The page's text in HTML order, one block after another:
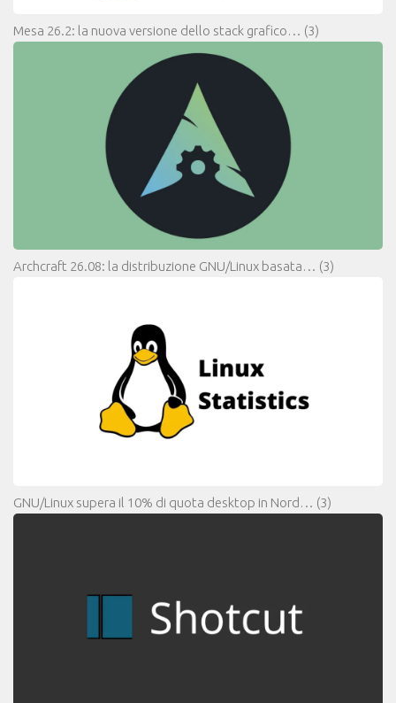
Mesa 26.2: la nuova versione dello stack grafico… (3)
Archcraft 26.08: la distribuzione GNU/Linux basata… (3)
GNU/Linux supera il 10% di quota desktop in Nord… (3)